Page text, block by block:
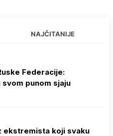
NAJČITANIJE
Federacije:
punom sjaju
ekstremista koji svaku